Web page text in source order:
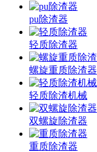
pu除渣器
轻质除渣器
螺旋重质除渣器
轻质除渣机械
双螺旋除渣器
重质除渣器